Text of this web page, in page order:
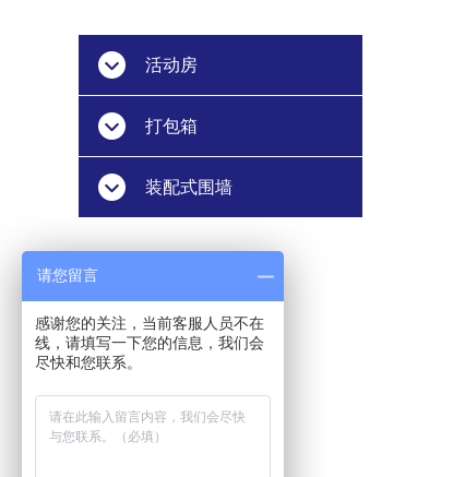
活动房
打包箱
装配式围墙
请您留言
感谢您的关注，当前客服人员不在
线，请填写一下您的信息，我们会
尽快和您联系。